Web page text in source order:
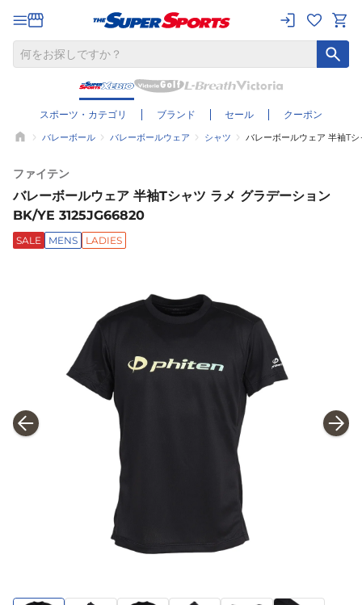
スポーツ・カテゴリ ブランド セール クーポン
バレーボール バレーボールウェア シャツ バレーボールウェア 半袖T
ファイテン
バレーボールウェア 半袖Tシャツ ラメ グラデーション
BK/YE 3125JG66820
SALE MENS LADIES